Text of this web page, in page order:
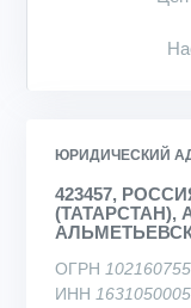
ЮРИДИЧЕСКИЙ
423457,
(ТАТАРСТАН),
ОГРН
ИНН 1631050005